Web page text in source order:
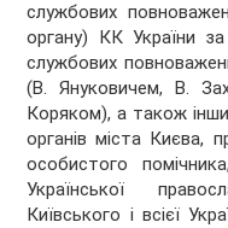
службових
органу) КК України
службових
(В. Януковичем, В.
Коряком), а також
органів міста Києва,
особистого
Української
Київського і всієї